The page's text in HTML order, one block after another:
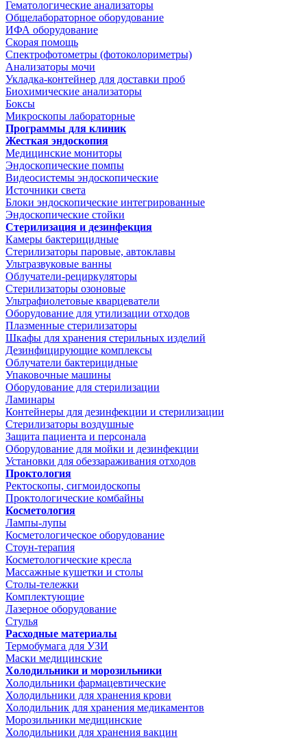
Гематологические анализаторы
Общелабораторное оборудование
ИФА оборудование
Скорая помощь
Спектрофотометры (фотоколориметры)
Анализаторы мочи
Укладка-контейнер для доставки проб
Биохимические анализаторы
Боксы
Микроскопы лабораторные
Программы для клиник
Жесткая эндоскопия
Медицинские мониторы
Эндоскопические помпы
Видеосистемы эндоскопические
Источники света
Блоки эндоскопические интегрированные
Эндоскопические стойки
Стерилизация и дезинфекция
Камеры бактерицидные
Стерилизаторы паровые, автоклавы
Ультразвуковые ванны
Облучатели-рециркуляторы
Стерилизаторы озоновые
Ультрафиолетовые кварцеватели
Оборудование для утилизации отходов
Плазменные стерилизаторы
Шкафы для хранения стерильных изделий
Дезинфицирующие комплексы
Облучатели бактерицидные
Упаковочные машины
Оборудование для стерилизации
Ламинары
Контейнеры для дезинфекции и стерилизации
Стерилизаторы воздушные
Защита пациента и персонала
Оборудование для мойки и дезинфекции
Установки для обеззараживания отходов
Проктология
Ректоскопы, сигмоидоскопы
Проктологические комбайны
Косметология
Лампы-лупы
Косметологическое оборудование
Стоун-терапия
Косметологические кресла
Массажные кушетки и столы
Столы-тележки
Комплектующие
Лазерное оборудование
Стулья
Расходные материалы
Термобумага для УЗИ
Маски медицинские
Холодильники и морозильники
Холодильники фармацевтические
Холодильники для хранения крови
Холодильник для хранения медикаментов
Морозильники медицинские
Холодильники для хранения вакцин